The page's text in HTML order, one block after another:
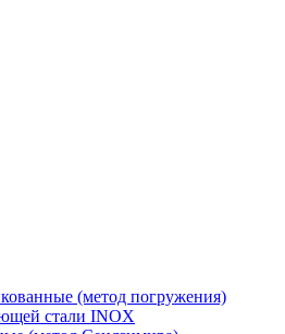
(метод погружения)
стали INOX